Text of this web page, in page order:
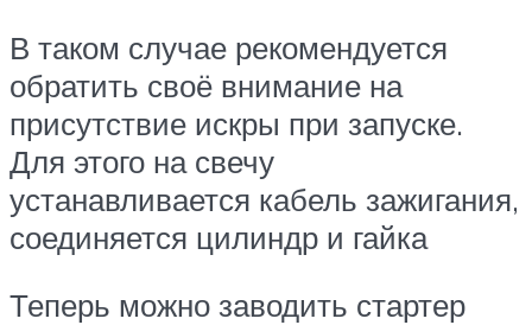
В таком случае рекомендуется
обратить своё внимание на
присутствие искры при запуске.
Для этого на свечу
устанавливается кабель зажигания,
соединяется цилиндр и гайка
Теперь можно заводить стартер